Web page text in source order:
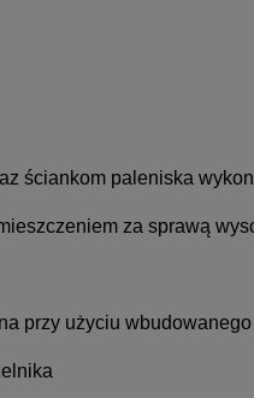
ściankom paleniska
za sprawą
przy użyciu wbudowanego